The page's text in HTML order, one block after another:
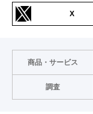
X
商品・サービス
調査